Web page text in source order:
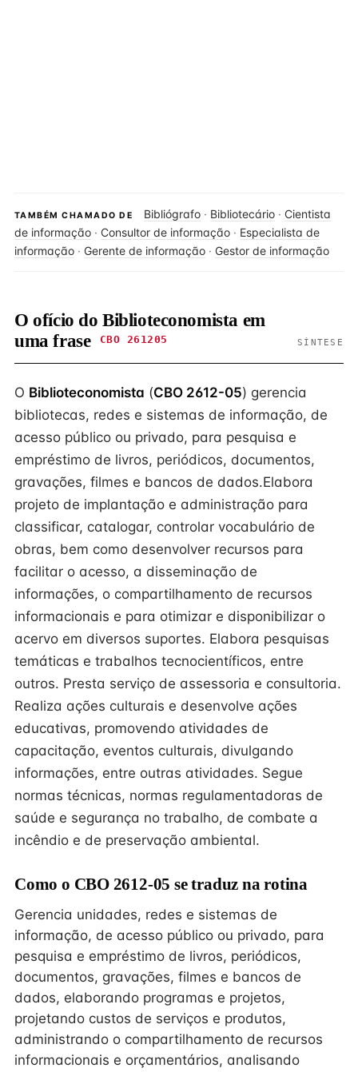
TAMBÉM CHAMADO DE Bibliógrafo · Bibliotecário · Cientista
de informação · Consultor de informação · Especialista de
informação · Gerente de informação · Gestor de informação
O ofício do Biblioteconomista em
uma frase
CBO 261205 SÍNTESE
O Biblioteconomista (CBO 2612-05) gerencia
bibliotecas, redes e sistemas de informação, de
acesso público ou privado, para pesquisa e
empréstimo de livros, periódicos, documentos,
gravações, filmes e bancos de dados.Elabora
projeto de implantação e administração para
classificar, catalogar, controlar vocabulário de
obras, bem como desenvolver recursos para
facilitar o acesso, a disseminação de
informações, o compartilhamento de recursos
informacionais e para otimizar e disponibilizar o
acervo em diversos suportes. Elabora pesquisas
temáticas e trabalhos tecnocientíficos, entre
outros. Presta serviço de assessoria e consultoria.
Realiza ações culturais e desenvolve ações
educativas, promovendo atividades de
capacitação, eventos culturais, divulgando
informações, entre outras atividades. Segue
normas técnicas, normas regulamentadoras de
saúde e segurança no trabalho, de combate a
incêndio e de preservação ambiental.
Como o CBO 2612-05 se traduz na rotina
Gerencia unidades, redes e sistemas de
informação, de acesso público ou privado, para
pesquisa e empréstimo de livros, periódicos,
documentos, gravações, filmes e bancos de
dados, elaborando programas e projetos,
projetando custos de serviços e produtos,
administrando o compartilhamento de recursos
informacionais e orçamentários, analisando